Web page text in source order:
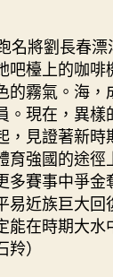
將劉長春漂
吧檯上的咖啡
的霧氣。海，
。現在，異樣
，見證著新時
育強國的途徑
多賽事中爭金
易近族巨大回
能在時期大水
）